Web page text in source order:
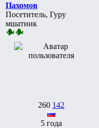
Пахомов
Посетитель, Гуру
мшатник
260 142
5 года